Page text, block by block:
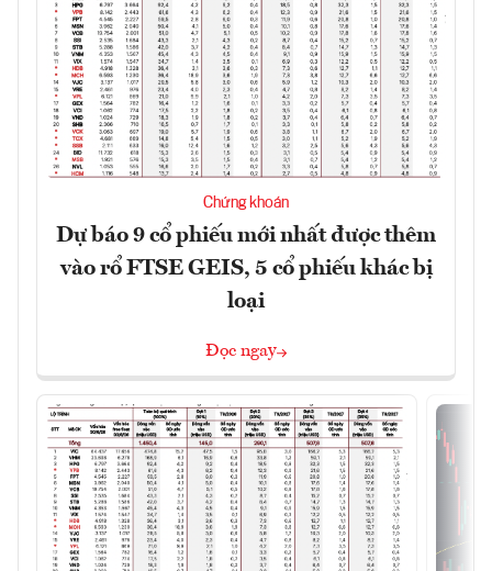
Chứng khoán
Dự báo 9 cổ phiếu mới nhất được thêm
vào rổ FTSE GEIS, 5 cổ phiếu khác bị
loại
Đọc ngay